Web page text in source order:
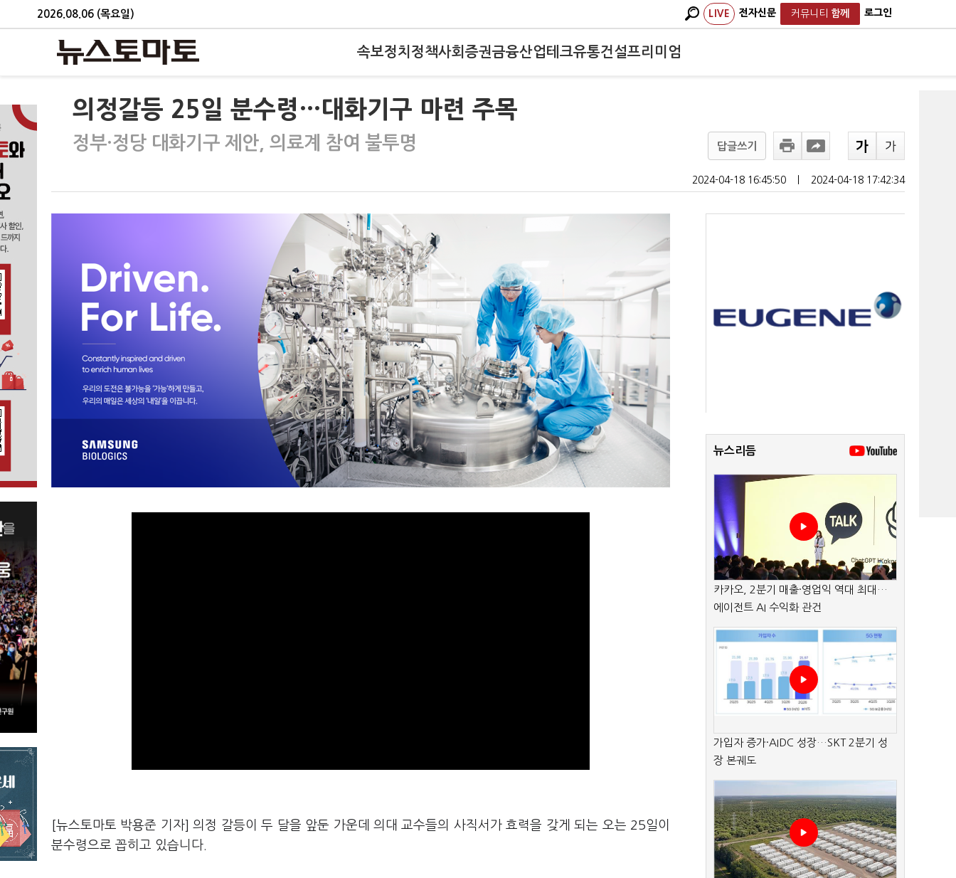
2026.08.06 (목요일) LIVE 전자신문 커뮤니티 함께 로그인
속보정치 정책사회 증권금융산업테크유통건설프리미엄
의정갈등 25일 분수령…대화기구 마련 주목
정부·정당 대화기구 제안, 의료계 참여 불투명 답글쓰기
2024-04-18 16:45:50 2024-04-18 17:42:34
[뉴스토마토 박용준 기자] 의정 갈등이 두 달을 앞둔 가운데 의대 교수들의 사직서가 효력을 갖게 되는 오는 25일이
분수령으로 꼽히고 있습니다.
뉴스리듬
카카오, 2분기 매출·영업익 역대 최대…
에이전트 AI 수익화 관건
가입자 증가·AIDC 성장…SKT 2분기 성
장 본궤도